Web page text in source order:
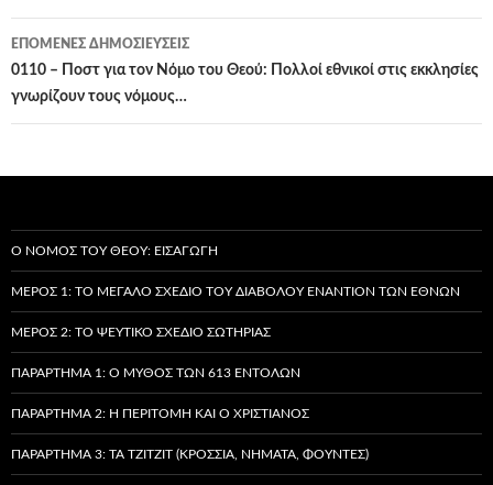
ΕΠΌΜΕΝΕΣ ΔΗΜΟΣΙΕΎΣΕΙΣ
0110 – Ποστ για τον Νόμο του Θεού: Πολλοί εθνικοί στις εκκλησίες
γνωρίζουν τους νόμους…
Ο ΝΌΜΟΣ ΤΟΥ ΘΕΟΎ: ΕΙΣΑΓΩΓΉ
ΜΈΡΟΣ 1: ΤΟ ΜΕΓΆΛΟ ΣΧΈΔΙΟ ΤΟΥ ΔΙΑΒΌΛΟΥ ΕΝΑΝΤΊΟΝ ΤΩΝ ΕΘΝΏΝ
ΜΈΡΟΣ 2: ΤΟ ΨΕΎΤΙΚΟ ΣΧΈΔΙΟ ΣΩΤΗΡΊΑΣ
ΠΑΡΆΡΤΗΜΑ 1: Ο ΜΎΘΟΣ ΤΩΝ 613 ΕΝΤΟΛΏΝ
ΠΑΡΆΡΤΗΜΑ 2: Η ΠΕΡΙΤΟΜΉ ΚΑΙ Ο ΧΡΙΣΤΙΑΝΌΣ
ΠΑΡΆΡΤΗΜΑ 3: ΤΑ TZITZIT (ΚΡΌΣΣΙΑ, ΝΉΜΑΤΑ, ΦΟΎΝΤΕΣ)